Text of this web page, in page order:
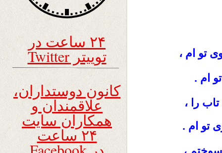
تو ام ،
ام .
را ،
تو ام .
۲۴ ساعت در
توییتر Twitter
کانون دوستداران،
علاقمندان و
همکاران سایت
۲۴ ساعت